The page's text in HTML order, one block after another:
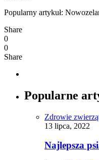
Popularny artykuł:
Share
0
0
Share
Popularne
Zdrowie
13 lipca, 2022
Najlepsza